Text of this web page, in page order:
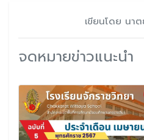
เขียนโดย นา
จดหมายข่าวแนะนำ